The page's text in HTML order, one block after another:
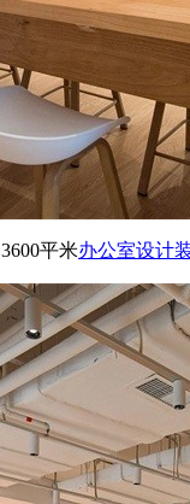
3600平米办公室设计